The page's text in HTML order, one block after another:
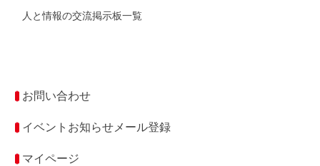
人と情報の交流掲示板一覧
お問い合わせ
イベントお知らせメール登録
マイページ